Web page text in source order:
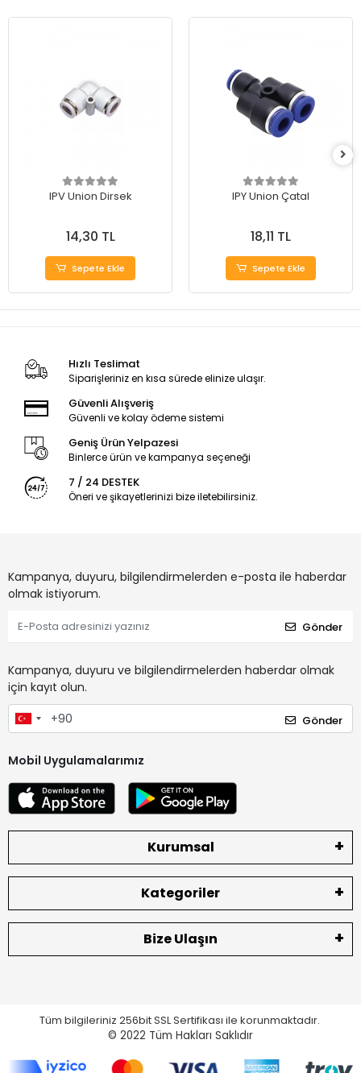
IPV Union Dirsek
14,30 TL
Sepete Ekle
IPY Union Çatal
18,11 TL
Sepete Ekle
Hızlı Teslimat
Siparişleriniz en kısa sürede elinize ulaşır.
Güvenli Alışveriş
Güvenli ve kolay ödeme sistemi
Geniş Ürün Yelpazesi
Binlerce ürün ve kampanya seçeneği
7 / 24 DESTEK
Öneri ve şikayetlerinizi bize iletebilirsiniz.
Kampanya, duyuru, bilgilendirmelerden e-posta ile haberdar
olmak istiyorum.
Gönder
Kampanya, duyuru ve bilgilendirmelerden haberdar olmak
için kayıt olun.
Gönder
Mobil Uygulamalarımız
Kurumsal
Kategoriler
Bize Ulaşın
Tüm bilgileriniz 256bit SSL Sertifikası ile korunmaktadır.
© 2022 Tüm Hakları Saklıdır